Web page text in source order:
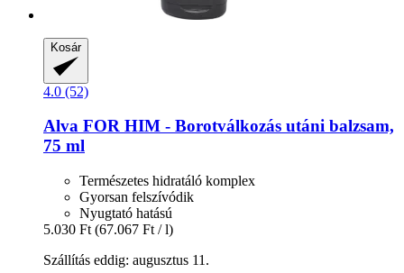
Kosár
4.0 (52)
Alva FOR HIM -​ Borotválkozás utáni balzsam,
75 ml
Természetes hidratáló komplex
Gyorsan felszívódik
Nyugtató hatású
5.030 Ft (67.067 Ft / l)
Szállítás eddig: augusztus 11.